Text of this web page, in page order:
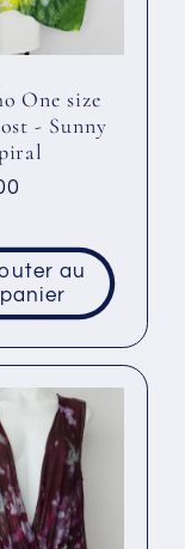
One size
- Sunny
au
panier